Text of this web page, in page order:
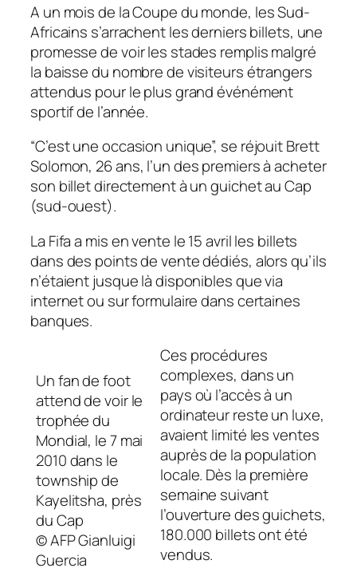
A un mois de la Coupe du monde, les Sud-
Africains s’arrachent les derniers billets, une
promesse de voir les stades remplis malgré
la baisse du nombre de visiteurs étrangers
attendus pour le plus grand événément
sportif de l’année.
“C’est une occasion unique”, se réjouit Brett
Solomon, 26 ans, l’un des premiers à acheter
son billet directement à un guichet au Cap
(sud-ouest).
La Fifa a mis en vente le 15 avril les billets
dans des points de vente dédiés, alors qu’ils
n’étaient jusque là disponibles que via
internet ou sur formulaire dans certaines
banques.
Un fan de foot
attend de voir le
trophée du
Mondial, le 7 mai
2010 dans le
township de
Kayelitsha, près
du Cap
© AFP Gianluigi
Guercia
Ces procédures
complexes, dans un
pays où l’accès à un
ordinateur reste un luxe,
avaient limité les ventes
auprès de la population
locale. Dès la première
semaine suivant
l’ouverture des guichets,
180.000 billets ont été
vendus.